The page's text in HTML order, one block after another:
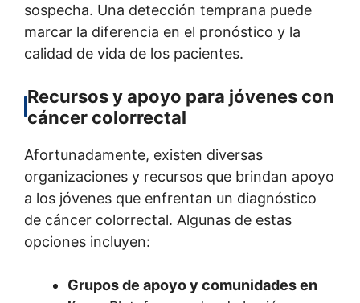
sospecha. Una detección temprana puede
marcar la diferencia en el pronóstico y la
calidad de vida de los pacientes.
Recursos y apoyo para jóvenes con
cáncer colorrectal
Afortunadamente, existen diversas
organizaciones y recursos que brindan apoyo
a los jóvenes que enfrentan un diagnóstico
de cáncer colorrectal. Algunas de estas
opciones incluyen:
Grupos de apoyo y comunidades en